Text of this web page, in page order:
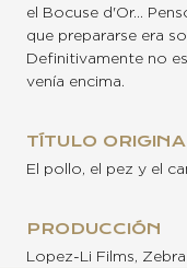
el Bocuse d'Or…
que prepararse era
Definitivamente no
venía encima.
TÍTULO
El pollo, el pez y el
PRODUCCIÓN
Lopez-Li Films,